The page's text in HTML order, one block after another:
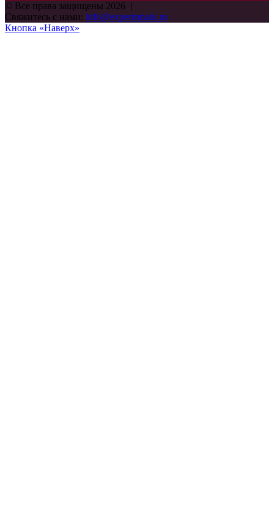
© Все права защищены 2026 |
Свяжитесь с нами: info@expertsmark.ru
Кнопка «Наверх»